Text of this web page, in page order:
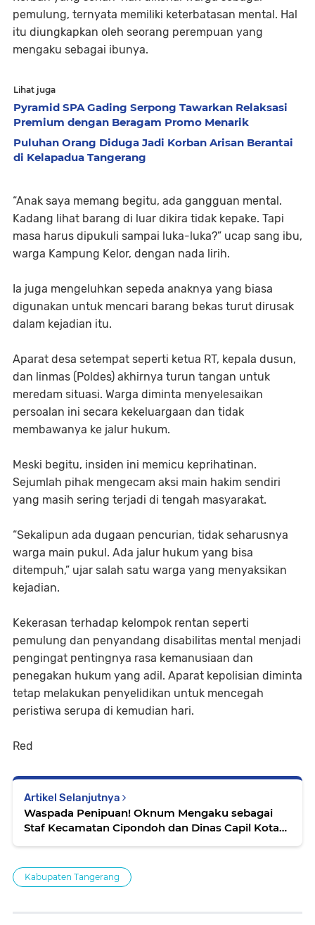
pemulung, ternyata memiliki keterbatasan mental. Hal
itu diungkapkan oleh seorang perempuan yang
mengaku sebagai ibunya.
Lihat juga
Pyramid SPA Gading Serpong Tawarkan Relaksasi
Premium dengan Beragam Promo Menarik
Puluhan Orang Diduga Jadi Korban Arisan Berantai
di Kelapadua Tangerang
“Anak saya memang begitu, ada gangguan mental.
Kadang lihat barang di luar dikira tidak kepake. Tapi
masa harus dipukuli sampai luka-luka?” ucap sang ibu,
warga Kampung Kelor, dengan nada lirih.
Ia juga mengeluhkan sepeda anaknya yang biasa
digunakan untuk mencari barang bekas turut dirusak
dalam kejadian itu.
Aparat desa setempat seperti ketua RT, kepala dusun,
dan linmas (Poldes) akhirnya turun tangan untuk
meredam situasi. Warga diminta menyelesaikan
persoalan ini secara kekeluargaan dan tidak
membawanya ke jalur hukum.
Meski begitu, insiden ini memicu keprihatinan.
Sejumlah pihak mengecam aksi main hakim sendiri
yang masih sering terjadi di tengah masyarakat.
“Sekalipun ada dugaan pencurian, tidak seharusnya
warga main pukul. Ada jalur hukum yang bisa
ditempuh,” ujar salah satu warga yang menyaksikan
kejadian.
Kekerasan terhadap kelompok rentan seperti
pemulung dan penyandang disabilitas mental menjadi
pengingat pentingnya rasa kemanusiaan dan
penegakan hukum yang adil. Aparat kepolisian diminta
tetap melakukan penyelidikan untuk mencegah
peristiwa serupa di kemudian hari.
Red
Artikel Selanjutnya
Waspada Penipuan! Oknum Mengaku sebagai
Staf Kecamatan Cipondoh dan Dinas Capil Kota
Kabupaten Tangerang